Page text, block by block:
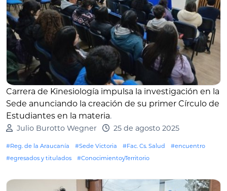
Carrera de Kinesiología impulsa la investigación en la
Sede anunciando la creación de su primer Círculo de
Estudiantes en la materia.
Julio Burotto Wegner 25 de agosto 2025
#Reg. de la Araucanía #Sede Victoria #Fac. Cs. Salud
#encuentro
#egresados y titulados
#ConocimientoyTerritorio